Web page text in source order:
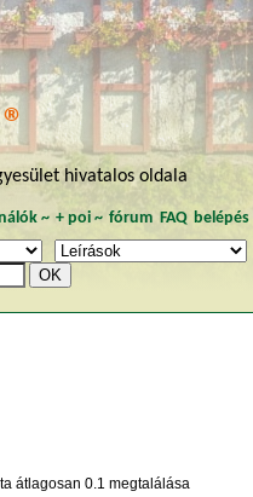
hivatalos oldala
~ + poi~ fórum FAQ belépés
átlagosan 0.1 megtalálása